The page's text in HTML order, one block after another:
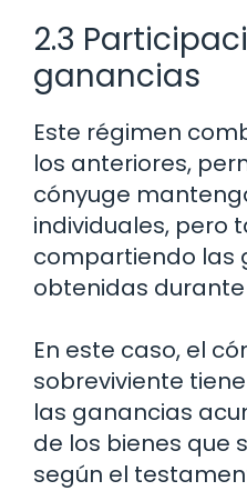
2.3
ganancias
Este régimen
los anteriores,
cónyuge
individuales, pero
compartiendo las
obtenidas
En este caso, el
sobreviviente
las ganancias
de los bienes que
según el